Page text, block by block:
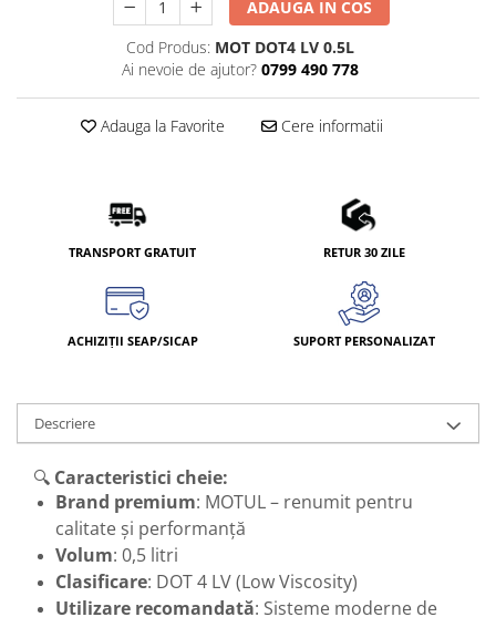
ADAUGA IN COS
Cod Produs: MOT DOT4 LV 0.5L
Ai nevoie de ajutor? 0799 490 778
Adauga la Favorite Cere informatii
TRANSPORT GRATUIT RETUR 30 ZILE
ACHIZIȚII SEAP/SICAP SUPORT PERSONALIZAT
Descriere
🔍 Caracteristici cheie:
Brand premium: MOTUL – renumit pentru
calitate și performanță
Volum: 0,5 litri
Clasificare: DOT 4 LV (Low Viscosity)
Utilizare recomandată: Sisteme moderne de